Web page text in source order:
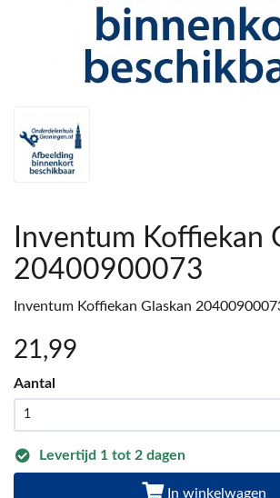
Inventum Koffiekan
20400900073
Inventum Koffiekan Glaskan
21 ,99
Aantal
Levertijd 1 tot 2 dagen
In winkelwagen